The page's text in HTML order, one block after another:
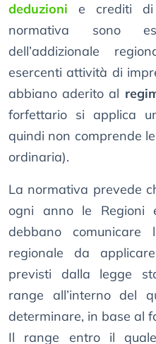
deduzioni e crediti di
normativa sono
dell’addizionale
esercenti attività di
abbiano aderito al
forfettario si applica
quindi non comprende
ordinaria).
La normativa prevede
ogni anno le Regioni
debbano comunicare
regionale da
previsti dalla legge
range all’interno del
determinare, in base al
Il range entro il quale